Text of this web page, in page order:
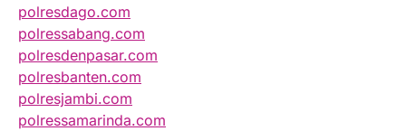
polresdago.com
polressabang.com
polresdenpasar.com
polresbanten.com
polresjambi.com
polressamarinda.com